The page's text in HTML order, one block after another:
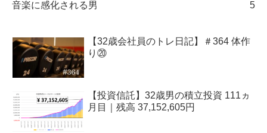
音楽に感化される男 5
【32歳会社員のトレ日記】＃364 体作
り⑳
【投資信託】32歳男の積立投資 111ヵ
月目｜残高 37,152,605円